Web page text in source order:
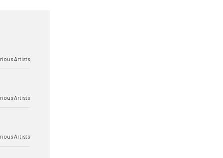
Artists
Artists
Artists